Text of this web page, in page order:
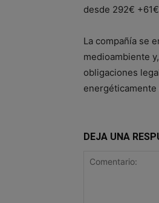
desde 292€
La compañía se
medioambiente
obligaciones
DEJA UNA